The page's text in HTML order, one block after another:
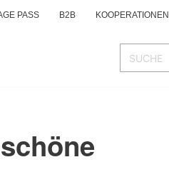
PASS B2B KOOPERATIONEN